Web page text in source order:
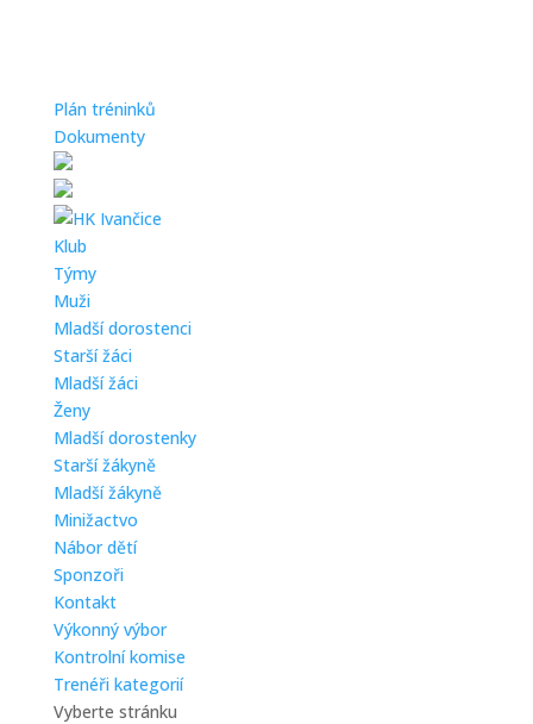
Plán tréninků
Dokumenty
Klub
Týmy
Muži
Mladší dorostenci
Starší žáci
Mladší žáci
Ženy
Mladší dorostenky
Starší žákyně
Mladší žákyně
Minižactvo
Nábor dětí
Sponzoři
Kontakt
Výkonný výbor
Kontrolní komise
Trenéři kategorií
Vyberte stránku